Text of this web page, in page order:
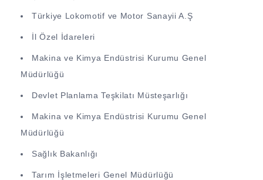
Türkiye Lokomotif ve Motor Sanayii A.Ş
İl Özel İdareleri
Makina ve Kimya Endüstrisi Kurumu Genel
Müdürlüğü
Devlet Planlama Teşkilatı Müsteşarlığı
Makina ve Kimya Endüstrisi Kurumu Genel
Müdürlüğü
Sağlık Bakanlığı
Tarım İşletmeleri Genel Müdürlüğü